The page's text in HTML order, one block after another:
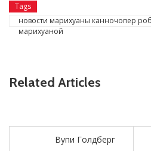
Tags
новости марихуаны канночопер
марихуаной
Related Articles
Вупи Голдберг